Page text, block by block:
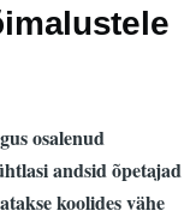
osalenud
andsid õpetajad
koolides vähe